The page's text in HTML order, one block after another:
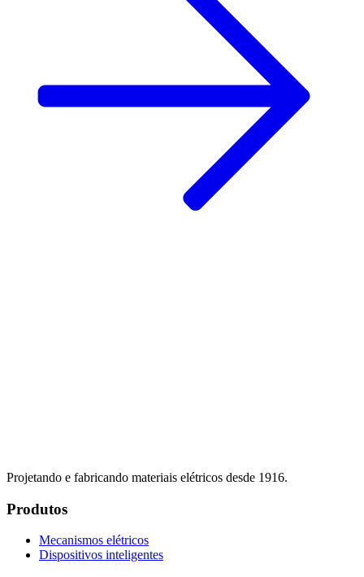
Projetando e fabricando materiais elétricos desde 1916.
Produtos
Mecanismos elétricos
Dispositivos inteligentes